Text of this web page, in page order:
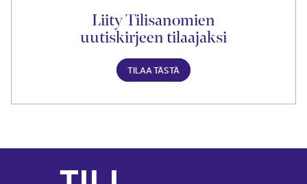
Liity Tilisanomien
uutiskirjeen tilaajaksi
TILAA TÄSTÄ